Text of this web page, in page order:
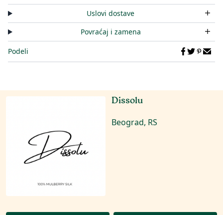
Uslovi dostave
Povraćaj i zamena
Podeli
Dissolu
Beograd, RS